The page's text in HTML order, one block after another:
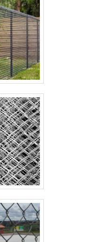
serviços e uma
alcançados
onde são
de última
a uma equipe
associados e
a melhor
qualidade..